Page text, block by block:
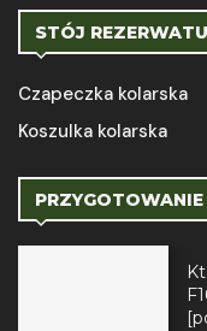
STÓJ REZERWATU
Czapeczka kolarska
Koszulka kolarska